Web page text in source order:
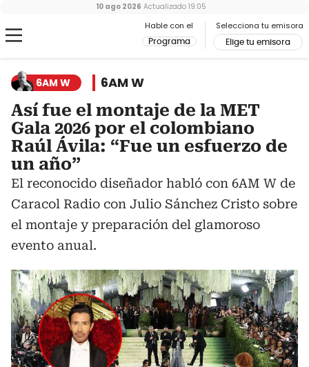
Hable con el
Programa
Selecciona tu emisora
Elige tu emisora
10 ago 2026 Actualizado 19:05
6AM W 6AM W
Así fue el montaje de la MET
Gala 2026 por el colombiano
Raúl Ávila: “Fue un esfuerzo de
un año”
El reconocido diseñador habló con 6AM W de
Caracol Radio con Julio Sánchez Cristo sobre
el montaje y preparación del glamoroso
evento anual.